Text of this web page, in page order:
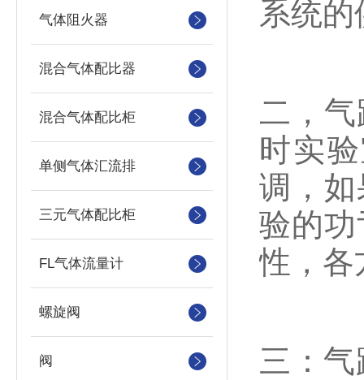
气体阻火器
混合气体配比器
混合气体配比柜
单侧气体汇流排
三元气体配比柜
FL气体流量计
螺旋阀
阀
系统
二，
时实
调，
验的
性，各
三：